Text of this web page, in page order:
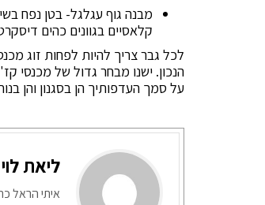
מבנה גוף עגלגל- בטן נפח
קלאסיים בגוונים כהים
לכל גבר צריך להיות לפחות זוג
הנכון. ישנו מבחר גדול של מכנסי
על סמך העדפותיך הן בסגנון והן
ליאת לוי
איתי הראל